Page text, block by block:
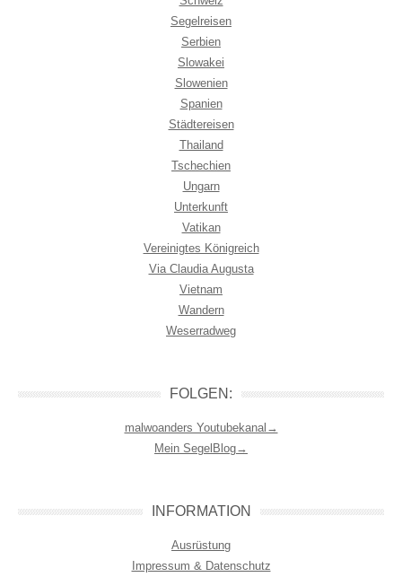
Segelreisen
Serbien
Slowakei
Slowenien
Spanien
Städtereisen
Thailand
Tschechien
Ungarn
Unterkunft
Vatikan
Vereinigtes Königreich
Via Claudia Augusta
Vietnam
Wandern
Weserradweg
FOLGEN:
malwoanders Youtubekanal→
Mein SegelBlog→
INFORMATION
Ausrüstung
Impressum & Datenschutz